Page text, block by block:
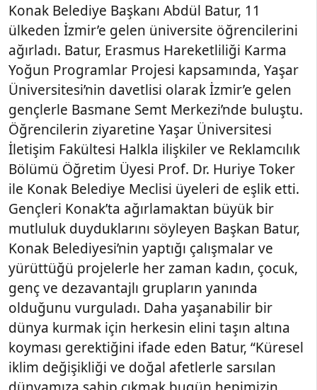
Konak Belediye Başkanı Abdül Batur, 11
ülkeden İzmir’e gelen üniversite öğrencilerini
ağırladı. Batur, Erasmus Hareketliliği Karma
Yoğun Programlar Projesi kapsamında, Yaşar
Üniversitesi’nin davetlisi olarak İzmir’e gelen
gençlerle Basmane Semt Merkezi’nde buluştu.
Öğrencilerin ziyaretine Yaşar Üniversitesi
İletişim Fakültesi Halkla ilişkiler ve Reklamcılık
Bölümü Öğretim Üyesi Prof. Dr. Huriye Toker
ile Konak Belediye Meclisi üyeleri de eşlik etti.
Gençleri Konak’ta ağırlamaktan büyük bir
mutluluk duyduklarını söyleyen Başkan Batur,
Konak Belediyesi’nin yaptığı çalışmalar ve
yürüttüğü projelerle her zaman kadın, çocuk,
genç ve dezavantajlı grupların yanında
olduğunu vurguladı. Daha yaşanabilir bir
dünya kurmak için herkesin elini taşın altına
koyması gerektiğini ifade eden Batur, “Küresel
iklim değişikliği ve doğal afetlerle sarsılan